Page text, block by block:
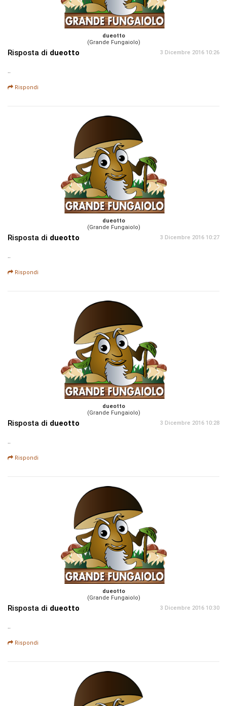
dueotto
(Grande Fungaiolo)
Risposta di dueotto 3 Dicembre 2016 10:26
..
Rispondi
dueotto
(Grande Fungaiolo)
Risposta di dueotto 3 Dicembre 2016 10:27
..
Rispondi
dueotto
(Grande Fungaiolo)
Risposta di dueotto 3 Dicembre 2016 10:28
Rispondi
dueotto
(Grande Fungaiolo)
Risposta di dueotto 3 Dicembre 2016 10:30
..
Rispondi